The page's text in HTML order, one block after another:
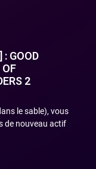
: GOOD
OF
2
le sable), vous
de nouveau actif